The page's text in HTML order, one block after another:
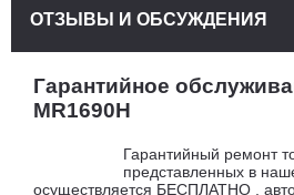
Гарантийное
MR1690H
Гарантийный ремонт
представленных в
осуществляется БЕСПЛАТНО ,
ОТЗЫВЫ И ОБСУЖДЕНИЯ